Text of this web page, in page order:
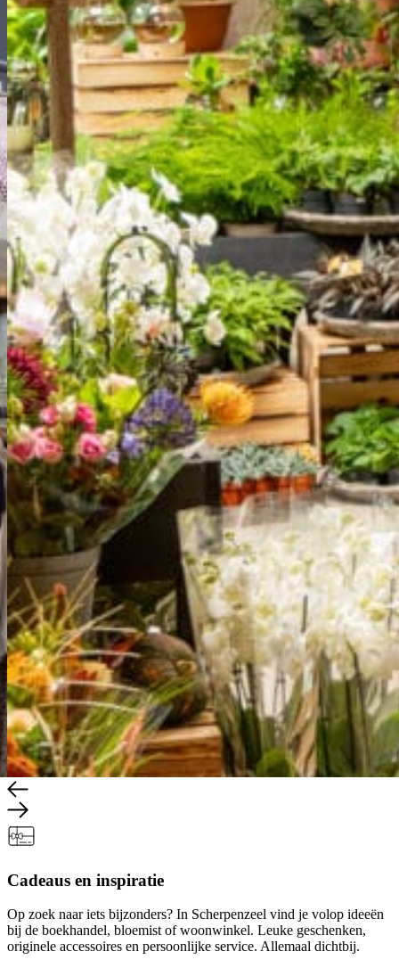
Cadeaus en inspiratie
Op zoek naar iets bijzonders? In Scherpenzeel vind je volop ideeën
bij de boekhandel, bloemist of woonwinkel. Leuke geschenken,
originele accessoires en persoonlijke service. Allemaal dichtbij.